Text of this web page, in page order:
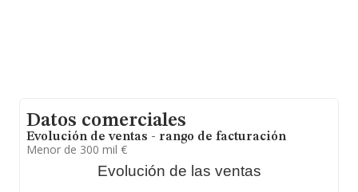
Datos comerciales
Evolución de ventas - rango de facturación
Menor de 300 mil €
Evolución de las ventas